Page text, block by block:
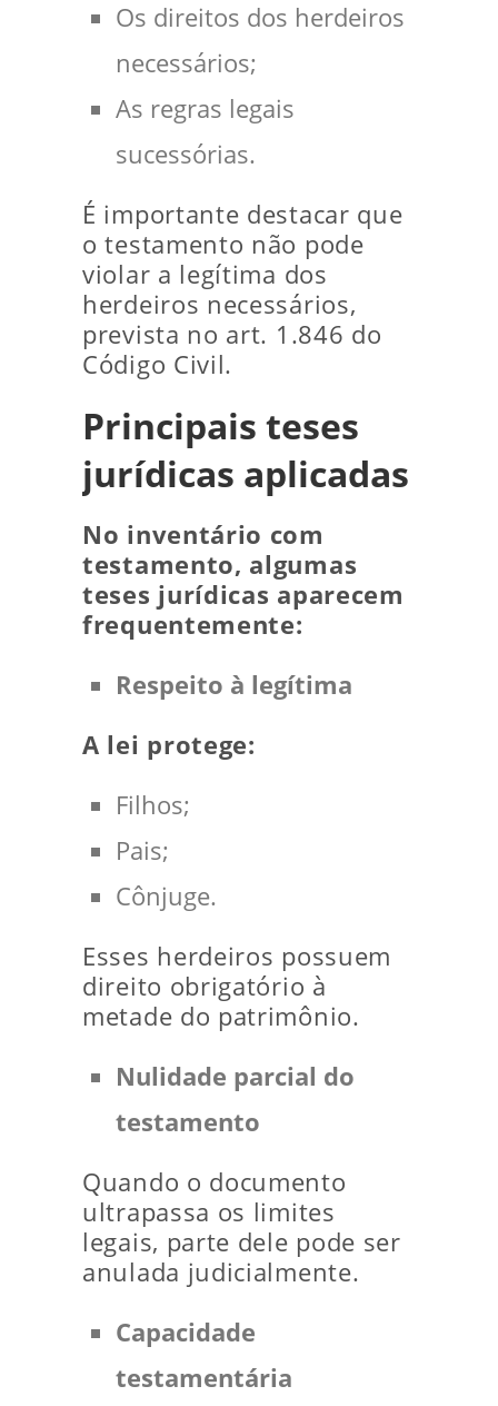
Os direitos dos herdeiros
necessários;
As regras legais
sucessórias.
É importante destacar que
o testamento não pode
violar a legítima dos
herdeiros necessários,
prevista no art. 1.846 do
Código Civil.
Principais teses
jurídicas aplicadas
No inventário com
testamento, algumas
teses jurídicas aparecem
frequentemente:
Respeito à legítima
A lei protege:
Filhos;
Pais;
Cônjuge.
Esses herdeiros possuem
direito obrigatório à
metade do patrimônio.
Nulidade parcial do
testamento
Quando o documento
ultrapassa os limites
legais, parte dele pode ser
anulada judicialmente.
Capacidade
testamentária